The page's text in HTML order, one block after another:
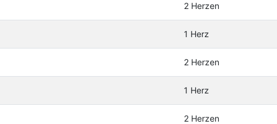
2 Herzen
1 Herz
2 Herzen
1 Herz
2 Herzen